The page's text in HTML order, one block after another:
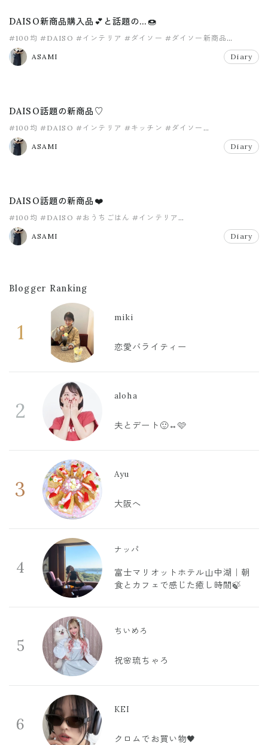
DAISO新商品購入品💕と話題の…🍩
#100均 #DAISO #インテリア #ダイソー #ダイソー新商品
#ニトリ
ASAMI
Diary
DAISO話題の新商品♡
#100均 #DAISO #インテリア #キッチン #ダイソー
#ダイソー新商品
ASAMI
Diary
DAISO話題の新商品❤️
#100均 #DAISO #おうちごはん #インテリア
#コーヒーティラミスフラペチーノ
ASAMI
Diary
Blogger Ranking
1
miki
恋愛バライティー
2
aloha
夫とデート🙂‍↔️🩷
3
Ayu
大阪へ
4
ナッパ
富士マリオットホテル山中湖｜朝
食とカフェで感じた癒し時間🍃
5
ちいめろ
祝🌸琉ちゃろ
6
KEI
クロムでお買い物🖤